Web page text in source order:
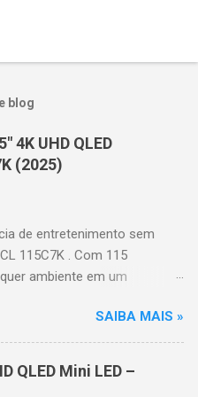
blog
4K UHD QLED
(2025)
de entretenimento sem
115C7K . Com 115
ambiente em um
Tela QLED Mini LED 115” :
intenso e cores
impressionantes e
Processador AiPQ :
SAIBA MAIS »
QLED Mini LED –